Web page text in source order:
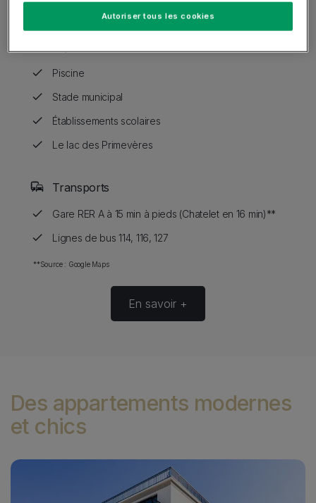
Item list
Piscine
Stade municipal
Établissements scolaires
Le lac des Primevères
Transports
Item listGare RER A à 15 min à pieds (Chatelet en 16 min)**
Lignes de bus 114, 116, 127
Source image
**Source : Google Maps
En savoir +
Des appartements modernes
et chics
Image
Autoriser tous les cookies